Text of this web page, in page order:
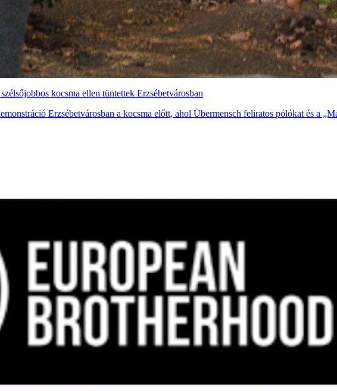
kocsma ellen tüntettek Erzsébetvárosban
Erzsébetvárosban a kocsma előtt, ahol Übermensch feliratos pólókat és a